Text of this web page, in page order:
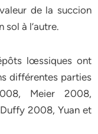
de la succion
sol à l’autre.
lœssiques ont
différentes parties
Meier 2008,
2008, Yuan et